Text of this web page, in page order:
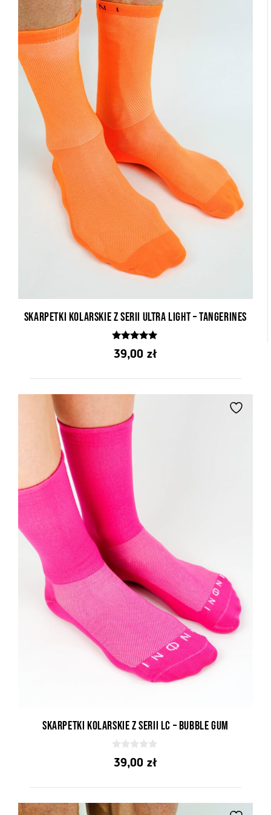
Skarpetki kolarskie z serii Ultra Light – Tangerines
5.00
z 5
39,00 zł
Skarpetki kolarskie z serii LC – Bubble Gum
0
z39,00 zł